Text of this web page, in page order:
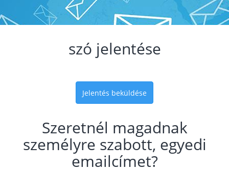
szó jelentése
Jelentés beküldése
Szeretnél magadnak
személyre szabott, egyedi
emailcímet?